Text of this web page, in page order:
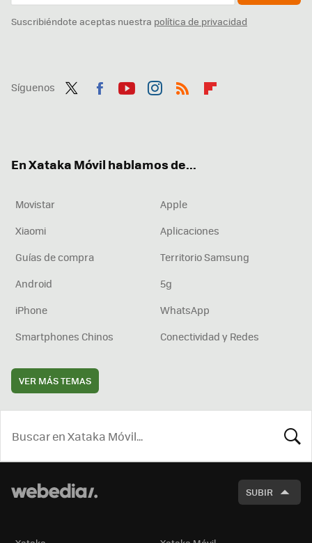
Suscribiéndote aceptas nuestra política de privacidad
Síguenos
En Xataka Móvil hablamos de...
Movistar
Apple
Xiaomi
Aplicaciones
Guías de compra
Territorio Samsung
Android
5g
iPhone
WhatsApp
Smartphones Chinos
Conectividad y Redes
VER MÁS TEMAS
SUBIR